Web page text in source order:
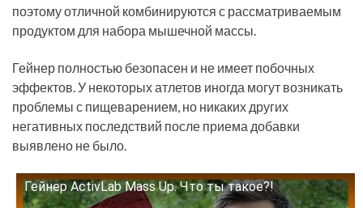
поэтому отличной комбинируются с рассматриваемым
продуктом для набора мышечной массы.
Гейнер полностью безопасен и не имеет побочных
эффектов. У некоторых атлетов иногда могут возникать
проблемы с пищеварением, но никаких других
негативных последствий после приема добавки
выявлено не было.
Гейнер ActivLab Mass Up. Что ты такое?!
Смотрите это видео на YouTube